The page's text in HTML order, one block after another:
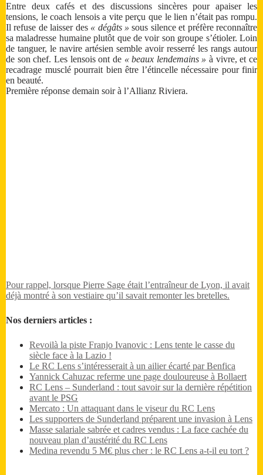
Entre deux cafés et des discussions sincères pour apaiser les
tensions, le coach lensois a vite perçu que le lien n’était pas rompu.
Il refuse de laisser des « dégâts » sous silence et préfère reconnaître
sa maladresse humaine plutôt que de voir son groupe s’étioler. Loin
de tanguer, le navire artésien semble avoir resserré les rangs autour
de son chef. Les lensois ont de « beaux lendemains » à vivre, et ce
recadrage musclé pourrait bien être l’étincelle nécessaire pour finir
en beauté.
Première réponse demain soir à l’Allianz Riviera.
Pour rappel, lorsque Pierre Sage était l’entraîneur de Lyon, il avait
déjà montré à son vestiaire qu’il savait remonter les bretelles.
Nos derniers articles :
Revoilà la piste Franjo Ivanovic : Lens tente le casse du
siècle face à la Lazio !
Le RC Lens s’intéresserait à un ailier écarté par Benfica
Yannick Cahuzac referme une page douloureuse à Bollaert
RC Lens – Sunderland : tout savoir sur la dernière répétition
avant le PSG
Mercato : Un attaquant dans le viseur du RC Lens
Les supporters de Sunderland préparent une invasion à Lens
Masse salariale sabrée et cadres vendus : La face cachée du
nouveau plan d’austérité du RC Lens
Medina revendu 5 M€ plus cher : le RC Lens a-t-il eu tort ?